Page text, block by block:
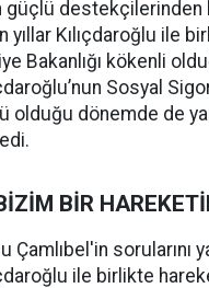
güçlü destekçilerinden
Kılıçdaroğlu ile
Bakanlığı kökenli
Sosyal
olduğu dönemde de
BİR
Çamlıbel'in sorularını
ile birlikte